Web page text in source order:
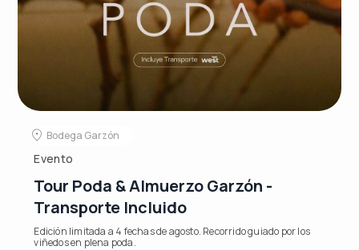
Bodega Garzón
Evento
Tour Poda & Almuerzo Garzón -
Transporte Incluido
Edición limitada a 4 fechas de agosto. Recorrido guiado por los
viñedos en plena poda.